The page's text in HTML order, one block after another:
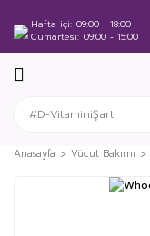
Hafta içi 09:00 - 18:00
Cumartesi 09:00 - 15:00
Anasayfa Vücut Bakımı